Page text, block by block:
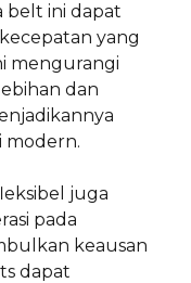
belt ini dapat
yang
mengurangi
dan
modern.
juga
pada
keausan
dapat